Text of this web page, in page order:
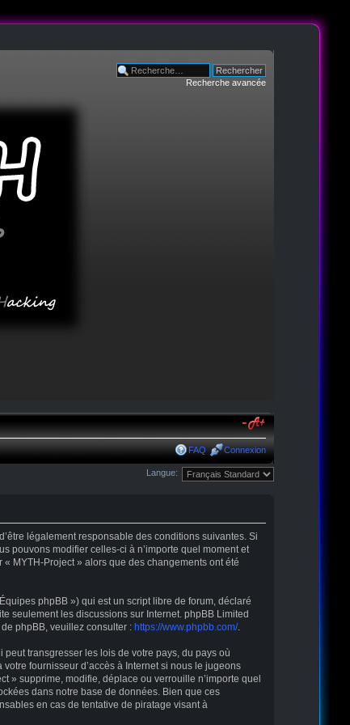
Recherche avancée
FAQ Connexion
Langue:
légalement responsable des conditions suivantes. Si
pouvons modifier celles-ci à n’importe quel moment et
MYTH-Project » alors que des changements ont été
phpBB ») qui est un script libre de forum, déclaré
seulement les discussions sur Internet. phpBB Limited
phpBB, veuillez consulter : https://www.phpbb.com/.
transgresser les lois de votre pays, du pays où
fournisseur d’accès à Internet si nous le jugeons
» supprime, modifie, déplace ou verrouille n’importe quel
dans notre base de données. Bien que ces
en cas de tentative de piratage visant à